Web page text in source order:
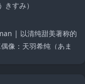
| 以清纯甜美著称的
像：天羽希纯（あま